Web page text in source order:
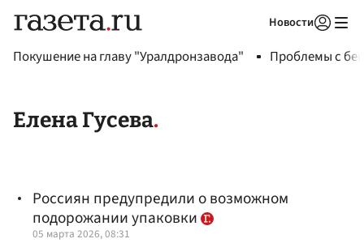
Новости
Покушение на главу "Уралдронзавода" Проблемы с
Елена Гусева
Россиян предупредили о возможном
подорожании упаковки
05 марта 2026, 08:31